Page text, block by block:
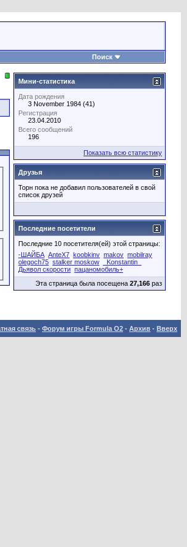
Поиск
Мини-статистика
Дата рождения
3 November 1984 (41)
Регистрация
23.04.2010
Всего сообщений
196
Показать всю статистику
Друзья
Торн пока не добавил пользователей в свой
список друзей
Последние посетители
Последние 10 посетителя(ей) этой страницы:
-ШАЙБА AnteX7 koobkinv makov mobilray
olegoch75 stalker moskow
_Konstantin_
Дьявол скорости пацаномобиль+
Эта страница была посещена 27,166 раз
связь - Форум игры Formula O2 - Архив - Вверх